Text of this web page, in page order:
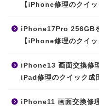
【iPhone修理のクイッ
iPhone17Pro 256GB
【iPhone修理のクイッ
iPhone13 画面交換修
iPad修理のクイック成
iPhone11 画面交換修